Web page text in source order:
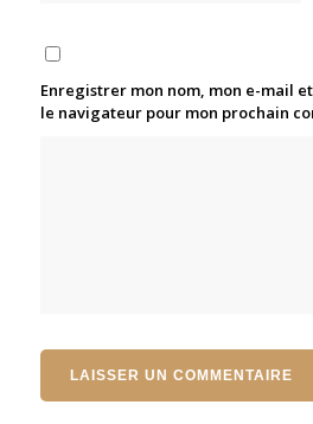
Enregistrer mon nom, mon e-mail
le navigateur pour mon prochain